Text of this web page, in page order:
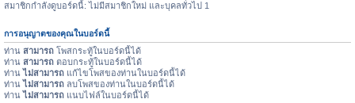
สมาชิกกำลังดูบอร์ดนี้: ไม่มีสมาชิกใหม่ และบุคลทั่วไป 1
การอนุญาตของคุณในบอร์ดนี้
ท่าน สามารถ โพสกระทู้ในบอร์ดนี้ได้
ท่าน สามารถ ตอบกระทู้ในบอร์ดนี้ได้
ท่านไม่สามารถ แก้ไขโพสของท่านในบอร์ดนี้ได้
ท่านไม่สามารถ ลบโพสของท่านในบอร์ดนี้ได้
ท่านไม่สามารถ แนบไฟล์ในบอร์ดนี้ได้